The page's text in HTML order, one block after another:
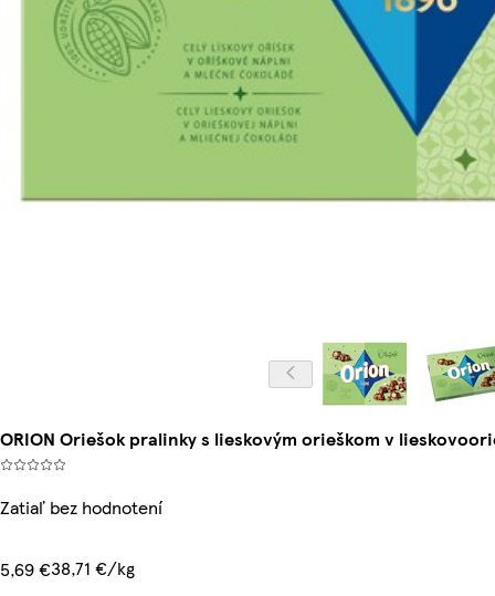
ORION Oriešok pralinky s lieskovým orieškom v
Zatiaľ bez hodnotení
5,69 €38,71 €/kg